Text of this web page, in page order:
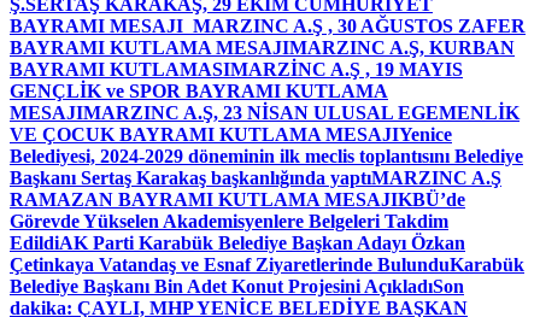
Ş.SERTAŞ KARAKAŞ, 29 EKİM CUMHURİYET
BAYRAMI MESAJI MARZINC A.Ş , 30 AĞUSTOS ZAFER
BAYRAMI KUTLAMA MESAJIMARZINC A.Ş, KURBAN
BAYRAMI KUTLAMASIMARZİNC A.Ş , 19 MAYIS
GENÇLİK ve SPOR BAYRAMI KUTLAMA
MESAJIMARZINC A.Ş, 23 NİSAN ULUSAL EGEMENLİK
VE ÇOCUK BAYRAMI KUTLAMA MESAJIYenice
Belediyesi, 2024-2029 döneminin ilk meclis toplantısını Belediye
Başkanı Sertaş Karakaş başkanlığında yaptıMARZINC A.Ş
RAMAZAN BAYRAMI KUTLAMA MESAJIKBÜ’de
Görevde Yükselen Akademisyenlere Belgeleri Takdim
EdildiAK Parti Karabük Belediye Başkan Adayı Özkan
Çetinkaya Vatandaş ve Esnaf Ziyaretlerinde BulunduKarabük
Belediye Başkanı Bin Adet Konut Projesini AçıkladıSon
dakika: ÇAYLI, MHP YENİCE BELEDİYE BAŞKAN